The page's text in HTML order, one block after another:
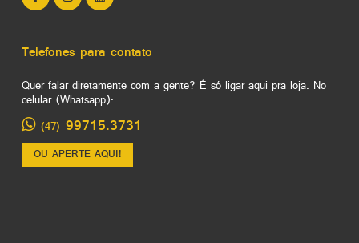
Telefones para contato
Quer falar diretamente com a gente? É só ligar aqui pra loja. No
celular (Whatsapp):
(47) 99715.3731
OU APERTE AQUI!